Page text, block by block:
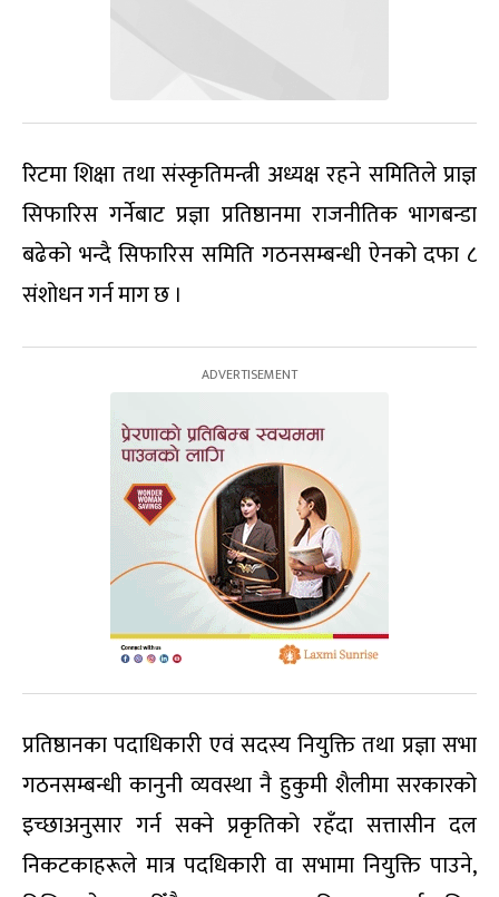
रिटमा शिक्षा तथा संस्कृतिमन्त्री अध्यक्ष रहने समितिले प्राज्ञ
सिफारिस गर्नेबाट प्रज्ञा प्रतिष्ठानमा राजनीतिक भागबन्डा
बढेको भन्दै सिफारिस समिति गठनसम्बन्धी ऐनको दफा ८
संशोधन गर्न माग छ ।
प्रतिष्ठानका पदाधिकारी एवं सदस्य नियुक्ति तथा प्रज्ञा सभा
गठनसम्बन्धी कानुनी व्यवस्था नै हुकुमी शैलीमा सरकारको
इच्छाअनुसार गर्न सक्ने प्रकृतिको रहँदा सत्तासीन दल
निकटकाहरूले मात्र पदधिकारी वा सभामा नियुक्ति पाउने,